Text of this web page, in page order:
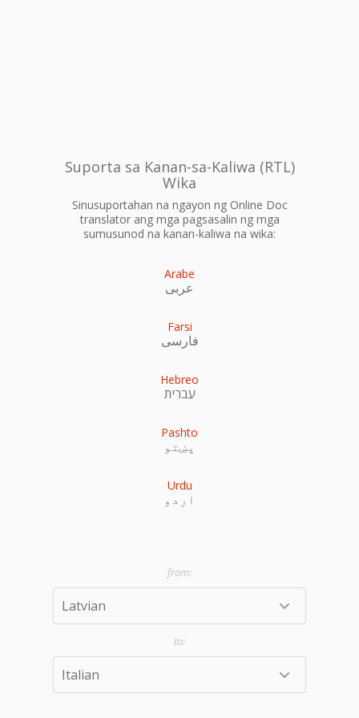
Suporta sa Kanan-sa-Kaliwa (RTL)
Wika
Sinusuportahan na ngayon ng Online Doc
translator ang mga pagsasalin ng mga
sumusunod na kanan-kaliwa na wika:
Arabe
عربى
Farsi
فارسی
Hebreo
עִברִית
Pashto
پښتو
Urdu
اردو